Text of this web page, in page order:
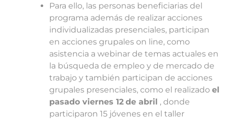
Para ello, las personas beneficiarias del
programa además de realizar acciones
individualizadas presenciales, participan
en acciones grupales on line, como
asistencia a webinar de temas actuales en
la búsqueda de empleo y de mercado de
trabajo y también participan de acciones
grupales presenciales, como el realizado el
pasado viernes 12 de abril , donde
participaron 15 jóvenes en el taller